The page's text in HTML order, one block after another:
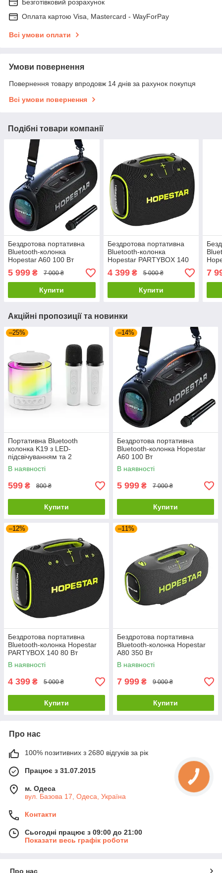
Безготівковий розрахунок
Оплата картою Visa, Mastercard - WayForPay
Всі умови оплати
Умови повернення
Повернення товару впродовж 14 днів за рахунок покупця
Всі умови повернення
Подібні товари компанії
Бездротова портативна
Bluetooth-колонка
Hopestar A60 100 Вт
5 999 ₴ 7 000 ₴
Купити
Бездротова портативна
Bluetooth-колонка
Hopestar PARTYBOX 140
4 399₴ 5 000 ₴
Купити
7
Акційні пропозиції та новинки
–25%
Портативна Bluetooth
колонка K19 з LED-
підсвічуванням та 2
мікрофонами для караоке
В наявності
599 ₴ 800 ₴
Купити
–14%
Бездротова портативна
Bluetooth-колонка Hopestar
A60 100 Вт
В наявності
5 999 ₴ 7 000 ₴
Купити
–12%
Бездротова портативна
Bluetooth-колонка Hopestar
PARTYBOX 140 80 Вт
В наявності
4 399 ₴ 5 000 ₴
Купити
–11%
Бездротова портативна
Bluetooth-колонка Hopestar
A80 350 Вт
В наявності
7 999 ₴ 9 000 ₴
Купити
Про нас
100% позитивних з 2680 відгуків за рік
Працює з 31.07.2015
м. Одеса
вул. Базова 17, Одеса, Україна
Контакти
Сьогодні працює з 09:00 до 21:00
Показати весь графік роботи
Про нас